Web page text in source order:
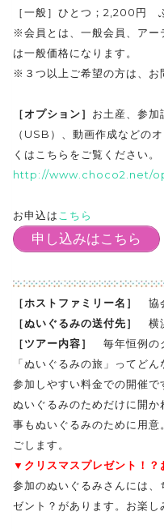
［一般］ひとつ；2,200円
※会員とは、一般会員、アー
は一般価格になります。
※３つ以上ご希望の方は、お
［オプション］ お土産、参加
（USB）、動画作成などの
くはこちらをご覧ください。
http://www.choco2.net/
お申込は こちら
申し込みはこちら
［ホストファミリー名］
協
［ぬいぐるみの送付先］
横
［ツアー内容］
毎年恒例の
「ぬいぐるみの旅」ってど
参加しやすい料金での開催で
ぬいぐるみのためだけに開
事もぬいぐるみのために用
ごします。
▼クリスマスプレゼント！？
参加のぬいぐるみさんには
ゼント？があります。お楽し